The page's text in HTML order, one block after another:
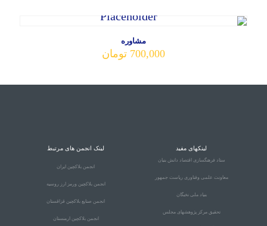
مشاوره
700,000 تومان
لینکهای مفید
ستاد فرهنگسازی اقتصاد دانش بنیان
معاونت علمی وفناوری ریاست جمهور
بنیاد ملی نخبگان
تحقیق مرکز پژوهشهای مجلس
لینک انجمن های مرتبط
انجمن بلاکچین ایران
انجمن بلاکچین ورمز ارز روسیه
انجمن صنایع بلاکچین قزاقستان
انجمن بلاکچین ارمنستان